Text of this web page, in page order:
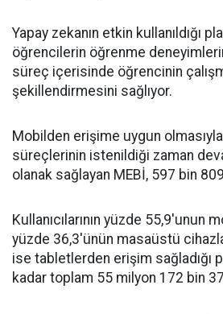
Yapay zekanın etkin kullanıldığı
öğrencilerin öğrenme
süreç içerisinde öğrencinin
şekillendirmesini sağlıyor.
Mobilden erişime uygun
süreçlerinin istenildiği zaman
olanak sağlayan MEBİ, 597 bin
Kullanıcılarının yüzde 55,9'unun
yüzde 36,3'ünün masaüstü
ise tabletlerden erişim sağladığı
kadar toplam 55 milyon 172 bin